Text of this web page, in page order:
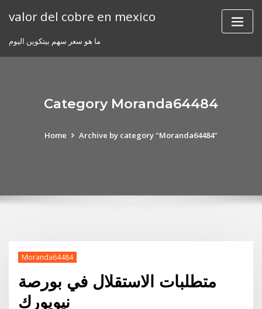
valor del cobre en mexico
ما هو سعر سهم بيتكوين اليوم
Category Moranda64484
Home Archive by category "Moranda64484"
Moranda64484
متطلبات الاستقلال في بورصة
نيويورك